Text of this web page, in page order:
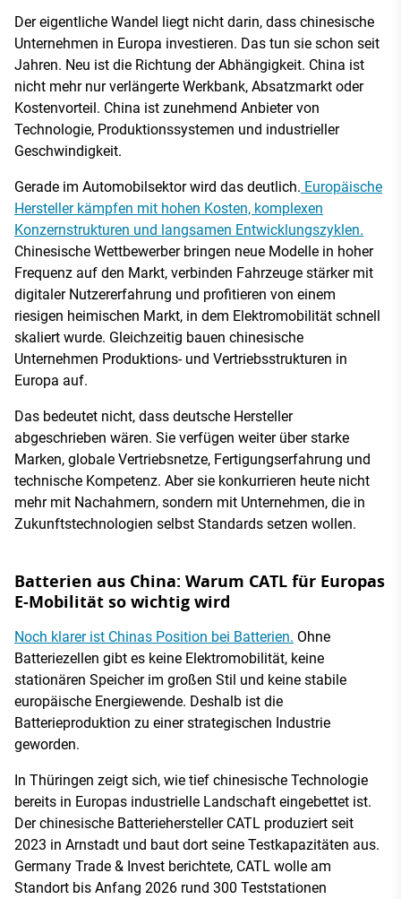
Der eigentliche Wandel liegt nicht darin, dass chinesische
Unternehmen in Europa investieren. Das tun sie schon seit
Jahren. Neu ist die Richtung der Abhängigkeit. China ist
nicht mehr nur verlängerte Werkbank, Absatzmarkt oder
Kostenvorteil. China ist zunehmend Anbieter von
Technologie, Produktionssystemen und industrieller
Geschwindigkeit.
Gerade im Automobilsektor wird das deutlich. Europäische
Hersteller kämpfen mit hohen Kosten, komplexen
Konzernstrukturen und langsamen Entwicklungszyklen.
Chinesische Wettbewerber bringen neue Modelle in hoher
Frequenz auf den Markt, verbinden Fahrzeuge stärker mit
digitaler Nutzererfahrung und profitieren von einem
riesigen heimischen Markt, in dem Elektromobilität schnell
skaliert wurde. Gleichzeitig bauen chinesische
Unternehmen Produktions- und Vertriebsstrukturen in
Europa auf.
Das bedeutet nicht, dass deutsche Hersteller
abgeschrieben wären. Sie verfügen weiter über starke
Marken, globale Vertriebsnetze, Fertigungserfahrung und
technische Kompetenz. Aber sie konkurrieren heute nicht
mehr mit Nachahmern, sondern mit Unternehmen, die in
Zukunftstechnologien selbst Standards setzen wollen.
Batterien aus China: Warum CATL für Europas
E-Mobilität so wichtig wird
Noch klarer ist Chinas Position bei Batterien. Ohne
Batteriezellen gibt es keine Elektromobilität, keine
stationären Speicher im großen Stil und keine stabile
europäische Energiewende. Deshalb ist die
Batterieproduktion zu einer strategischen Industrie
geworden.
In Thüringen zeigt sich, wie tief chinesische Technologie
bereits in Europas industrielle Landschaft eingebettet ist.
Der chinesische Batteriehersteller CATL produziert seit
2023 in Arnstadt und baut dort seine Testkapazitäten aus.
Germany Trade & Invest berichtete, CATL wolle am
Standort bis Anfang 2026 rund 300 Teststationen